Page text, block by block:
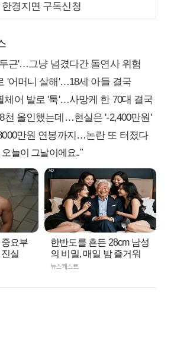
한경지면 구독신청
근'…그냥 넘겼다간 돌연사 위험
'어머니 살해'…18세 아들 결국
체어 발로 '툭'…사망케 한 70대 결국
천 올인했는데…현실은 '-2,400만원'
만원 연봉까지…논란 또 터졌다
늘이 그날이에요.."
요부
실
한반도를 흔든 28cm 남성
의 비밀, 매일 밤 즐거워
뉴스캐스트